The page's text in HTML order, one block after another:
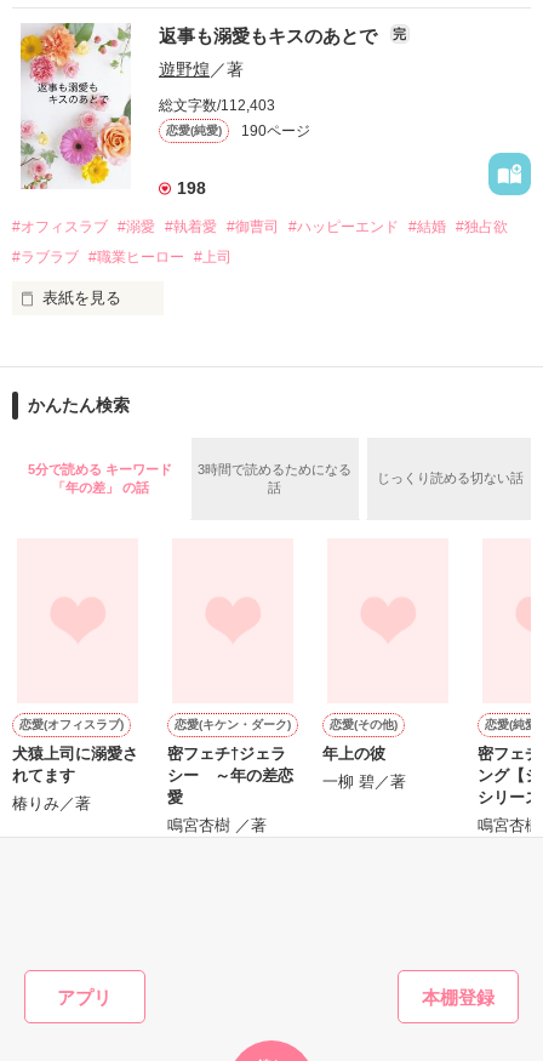
アプリ
『責任をとる、結婚しよう』と真っ直ぐに告げてきた。
戸惑う美桜とは裏腹に、好きという気持ちを隠すことなく
甘やかしてくる。
そんなある日、哲平は美桜がストーカー被害に
遭っていることを知る。
美桜を守るため、哲平は同居を提案してきて――。
夏木美桜(なつきみお)
鳴海哲平 (なるみてっぺい)
2026.6.5～2026.7.25
＊以前、公開していた話の改稿版です＊
作品を読む
おかしな噂を流されて前の職場でうまくいかなかった梅田美
桜は、海外で傷心旅行をしていたところ、日本人美青年と出会
い、酒の勢いもあり一夜限りの関係となる。
帰国後、美桜は新しい職場でワンナイトした美青年と再会。
なんと彼の正体は、とある財閥御曹司にも関わらず、一族を離
れて起業した新進気鋭の実業家、社内でも冷徹だと評判な社長
――御影恭司その人だったのだ――！
なぜか恭司から飼い猫の世話係を命じられた美桜は、猫の世
の関係となってしまい――？
返事も溺愛もキスのあとで 完
遊野煌／著
総文字数/112,403
恋愛(純愛) 190ページ
198
#オフィスラブ #溺愛 #執着愛 #御曹司 #ハッピーエンド #結婚 #独占欲
#ラブラブ #職業ヒーロー #上司
表紙を見る
ションの企画戦略室で働いている。
めた、同期で恋人の石垣守（26）がいるのだが、後輩の姫原由
いた。
守と由羅から『便利屋雛子』と馬鹿にされ、一人こっそり泣い
鷹哉『宜しくな、俺の雛子』🦅
雛子『俺の……ひぃ、雛子？！！！』🐥
※表紙も作中使用の画像も全てフリー素材です。
※執筆期間2026.6.3〜7.20完結です。
※他サイトさんにて恋愛トレンド1位でした〜良かったら読ん
で頂けると嬉しいです。
かんたん検索
5分で読める キーワード
「年の差」 の話
3時間で読めるためになる
話
じっくり読める切ない話
恋愛(オフィスラブ)
犬猿上司に溺愛さ
れてます
椿りみ／著
恋愛(キケン・ダーク)
密フェチ†ジェラ
シー ～年の差恋
愛
鳴宮杏樹 ／著
恋愛(その他)
年上の彼
一柳 碧／著
恋愛(純愛)
密フェ
ング【
シリー
差恋愛
鳴宮杏